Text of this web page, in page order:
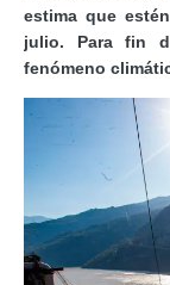
estima que
julio. Para fin
fenómeno